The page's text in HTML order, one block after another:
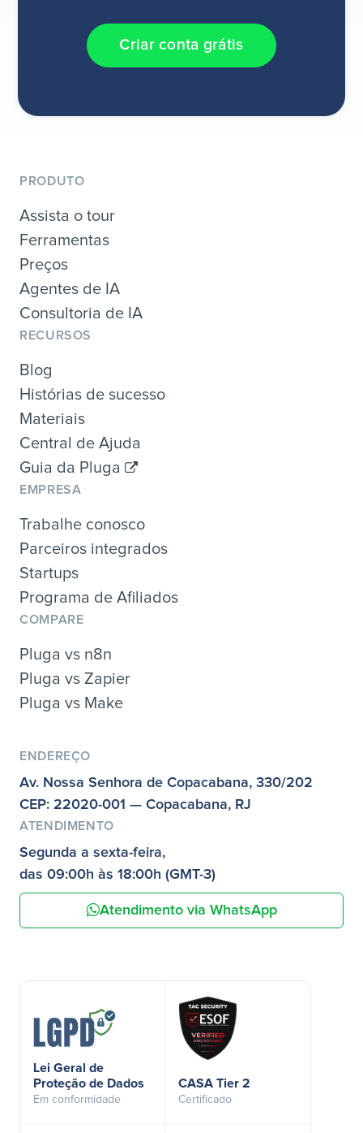
Criar conta grátis
PRODUTO
Assista o tour
Ferramentas
Preços
Agentes de IA
Consultoria de IA
RECURSOS
Blog
Histórias de sucesso
Materiais
Central de Ajuda
Guia da Pluga
EMPRESA
Trabalhe conosco
Parceiros integrados
Startups
Programa de Afiliados
COMPARE
Pluga vs n8n
Pluga vs Zapier
Pluga vs Make
ENDEREÇO
Av. Nossa Senhora de Copacabana, 330/202
CEP: 22020-001 — Copacabana, RJ
ATENDIMENTO
Segunda a sexta-feira,
das 09:00h às 18:00h (GMT-3)
Atendimento via WhatsApp
Lei Geral de
Proteção de Dados
Em conformidade
CASA Tier 2
Certificado